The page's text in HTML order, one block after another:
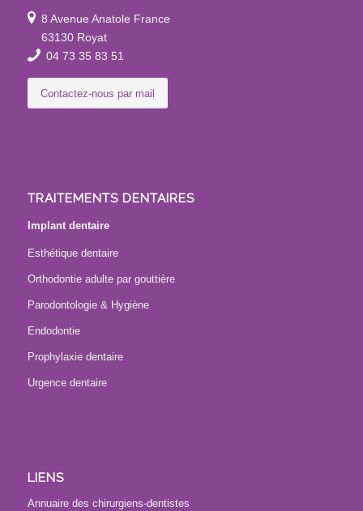
8 Avenue Anatole France
63130 Royat
04 73 35 83 51
Contactez-nous par mail
TRAITEMENTS DENTAIRES
Implant dentaire
Esthétique dentaire
Orthodontie adulte par gouttière
Parodontologie & Hygiène
Endodontie
Prophylaxie dentaire
Urgence dentaire
LIENS
Annuaire des chirurgiens-dentistes